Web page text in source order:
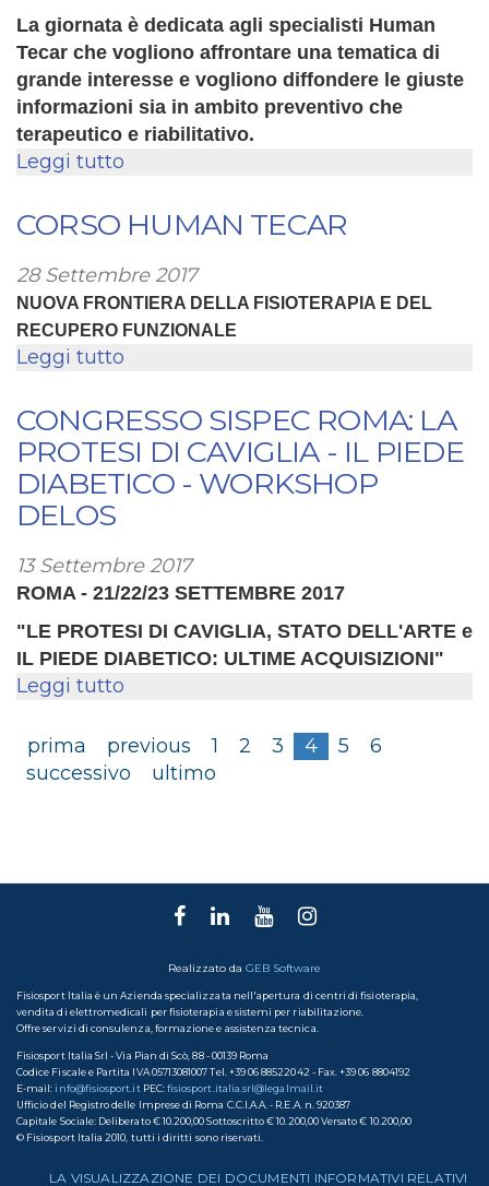
La giornata è dedicata agli specialisti Human
Tecar che vogliono affrontare una tematica di
grande interesse e vogliono diffondere le giuste
informazioni sia in ambito preventivo che
terapeutico e riabilitativo.
Leggi tutto
HUMAN
IL
PAVIMENTO
PELVICO
CORSO HUMAN TECAR
28 Settembre 2017
NUOVA FRONTIERA DELLA FISIOTERAPIA E DEL
RECUPERO FUNZIONALE
Leggi tutto
HUMAN
TECAR
CONGRESSO SISPEC ROMA: LA
PROTESI DI CAVIGLIA - IL PIEDE
DIABETICO - WORKSHOP
DELOS
13 Settembre 2017
ROMA - 21/22/23 SETTEMBRE 2017
"LE PROTESI DI CAVIGLIA, STATO DELL'ARTE e
IL PIEDE DIABETICO: ULTIME ACQUISIZIONI"
Leggi tutto
SISPEC
Roma:
caviglia
piede
diabetico
-
WORKSHOP
DELOS
prima previous 1 2 3 4 5
6
successivo
ultimo
Realizzato da GEB Software
Fisiosport Italia è un Azienda specializzata nell'apertura di centri di fisioterapia,
vendita di elettromedicali per fisioterapia e sistemi per riabilitazione.
Offre servizi di consulenza, formazione e assistenza tecnica.
Fisiosport Italia Srl - Via Pian di Scò, 88 - 00139 Roma
Codice Fiscale e Partita IVA 05713081007 Tel. +39 06 88522042 - Fax. +39 06 8804192
E-mail: info@fisiosport.itPEC:fisiosport.italia.srl@legalmail.it
Ufficio del Registro delle Imprese di Roma C.C.I.A.A. - R.E.A. n. 920387
Capitale Sociale: Deliberato € 10.200,00 Sottoscritto € 10.200,00 Versato € 10.200,00
© Fisiosport Italia 2010, tutti i diritti sono riservati.
LA VISUALIZZAZIONE DEI DOCUMENTI INFORMATIVI RELATIVI